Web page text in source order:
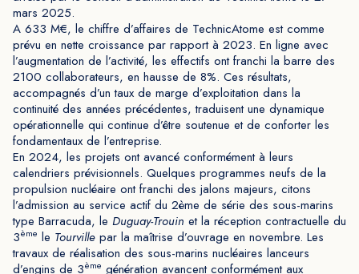
mars 2025.
A 633 M€, le chiffre d’affaires de TechnicAtome est comme
prévu en nette croissance par rapport à 2023. En ligne avec
l’augmentation de l’activité, les effectifs ont franchi la barre des
2100 collaborateurs, en hausse de 8%. Ces résultats,
accompagnés d’un taux de marge d’exploitation dans la
continuité des années précédentes, traduisent une dynamique
opérationnelle qui continue d’être soutenue et de conforter les
fondamentaux de l’entreprise.
En 2024, les projets ont avancé conformément à leurs
calendriers prévisionnels. Quelques programmes neufs de la
propulsion nucléaire ont franchi des jalons majeurs, citons
l’admission au service actif du 2ème de série des sous-marins
type Barracuda, le Duguay-Trouin et la réception contractuelle du
3ème le Tourville par la maîtrise d’ouvrage en novembre. Les
travaux de réalisation des sous-marins nucléaires lanceurs
d’engins de 3ème génération avancent conformément aux